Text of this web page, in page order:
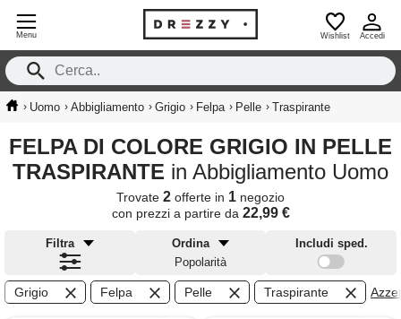
Menu Wishlist Accedi
› Uomo › Abbigliamento › Grigio › Felpa › Pelle › Traspirante
FELPA DI COLORE GRIGIO IN PELLE
TRASPIRANTE in Abbigliamento Uomo
Trovate 2 offerte in 1 negozio
con prezzi a partire da 22,99 €
Filtra
Ordina
Popolarità
Includi sped.
Grigio Felpa Pelle Traspirante